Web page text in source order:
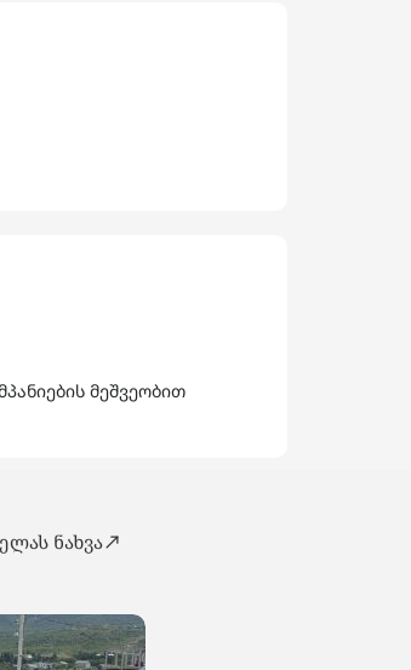
მეშვეობით
ნახვა